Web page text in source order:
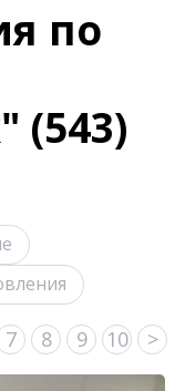
по
(543)
7 8 9 10 >